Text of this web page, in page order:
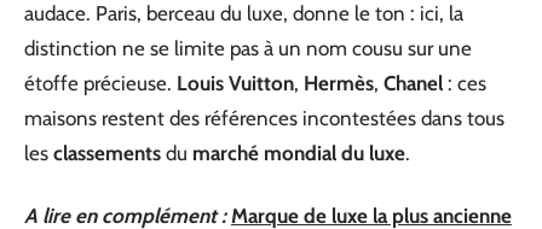
audace. Paris, berceau du luxe, donne le ton : ici, la
distinction ne se limite pas à un nom cousu sur une
étoffe précieuse. Louis Vuitton, Hermès, Chanel : ces
maisons restent des références incontestées dans tous
les classements du marché mondial du luxe.
A lire en complément : Marque de luxe la plus ancienne